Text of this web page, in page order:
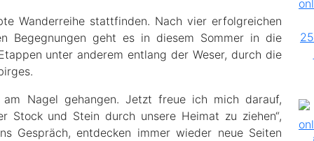
Wanderreihe stattfinden. Nach vier erfolgreichen
Begegnungen geht es in diesem Sommer in die
unter anderem entlang der Weser, durch die
am Nagel gehangen. Jetzt freue ich mich darauf,
Stock und Stein durch unsere Heimat zu ziehen“,
Gespräch, entdecken immer wieder neue Seiten